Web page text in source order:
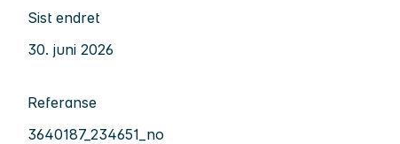
Sist endret
30. juni 2026
Referanse
3640187_234651_no